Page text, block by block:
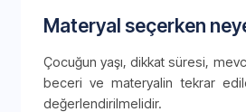
Materyal seçerken
Çocuğun yaşı, dikkat süresi,
beceri ve materyalin tekrar
değerlendirilmelidir.